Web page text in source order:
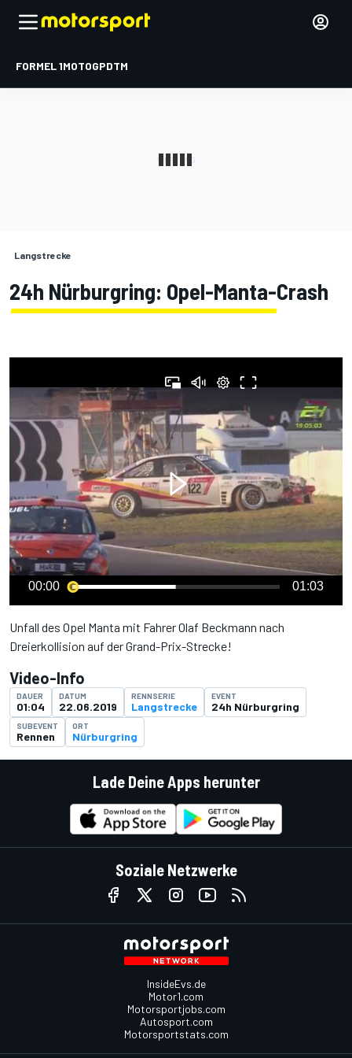
FORMEL 1MOTOGPDTM
Langstrecke
24h Nürburgring: Opel-Manta-Crash
00:00 01:03
Unfall des Opel Manta mit Fahrer Olaf Beckmann nach
Dreierkollision auf der Grand-Prix-Strecke!
Video-Info
DAUER
01:04
DATUM
22.06.2019
RENNSERIE
Langstrecke
EVENT
24h Nürburgring
SUBEVENT
Rennen
ORT
Nürburgring
Lade Deine Apps herunter
Soziale Netzwerke
InsideEvs.de
Motor1.com
Motorsportjobs.com
Autosport.com
Motorsportstats.com